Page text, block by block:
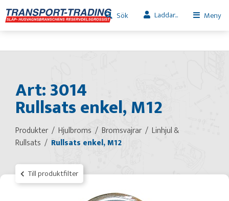
Sök Laddar... Meny
Art: 3014
Rullsats enkel, M12
Produkter Hjulbroms Bromsvajrar
Linhjul &
Rullsats
Rullsats enkel, M12
Till produktfilter